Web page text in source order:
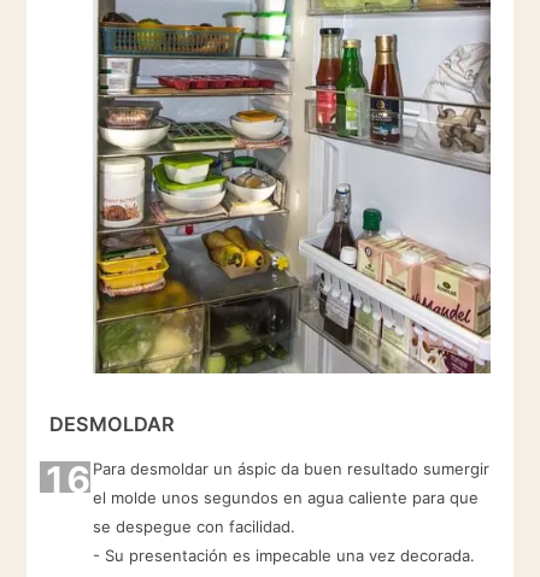
DESMOLDAR
16 Para desmoldar un áspic da buen resultado sumergir
el molde unos segundos en agua caliente para que
se despegue con facilidad.
- Su presentación es impecable una vez decorada.